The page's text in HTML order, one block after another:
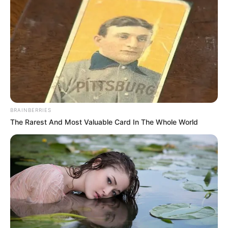
angielskim rynku wydawniczym w czwartek Zavvi
uruchomiło
preorderna kolekcjonerskiego
steelbooka 4K
UHD
z filmem „Gwiezdne wojny: Atak klonów”
. W sklepach
pojawiły się też zapowiedzi wydań 4K UHD z filmami:
Spartakus ”, „ Piąty element” (Amazon.co.uk ,Zavvi
premiera 24 sierpnia) i „Cinema Paradiso
” (premiera 21
BRAINBERRIES
The Rarest And Most Valuable Card In The Whole World